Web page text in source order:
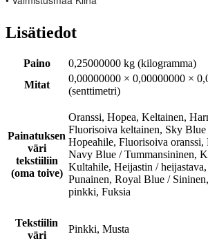
Lisätiedot
Paino
0,25000000 kg (kilogramma)
Mitat
0,00000000 × 0,00000000 ×
(senttimetri)
Painatuksen
väri
tekstiiliin
(oma toive)
Oranssi, Hopea, Keltainen,
Fluorisoiva keltainen, Sky Blue
Hopeahile, Fluorisoiva oranssi,
Navy Blue / Tummansininen,
Kultahile, Heijastin /
Punainen, Royal Blue /
pinkki, Fuksia
Tekstiilin
väri
Pinkki, Musta